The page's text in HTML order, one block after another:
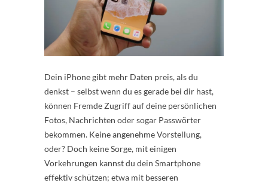
Dein iPhone gibt mehr Daten preis, als du
denkst – selbst wenn du es gerade bei dir hast,
können Fremde Zugriff auf deine persönlichen
Fotos, Nachrichten oder sogar Passwörter
bekommen. Keine angenehme Vorstellung,
oder? Doch keine Sorge, mit einigen
Vorkehrungen kannst du dein Smartphone
effektiv schützen; etwa mit besseren